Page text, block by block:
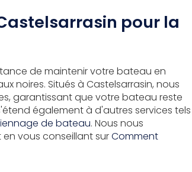
pour la
de maintenir votre bateau en
noires. Situés à Castelsarrasin, nous
garantissant que votre bateau reste
également à d'autres services tels
de bateau. Nous nous
vous conseillant surComment